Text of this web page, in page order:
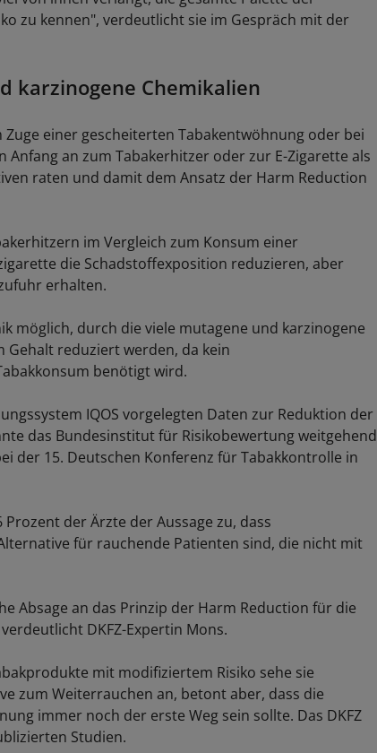
zu kennen", verdeutlicht sie im Gespräch mit der
karzinogene Chemikalien
einer gescheiterten Tabakentwöhnung oder bei
Anfang an zum Tabakerhitzer oder zur E-Zigarette als
raten und damit dem Ansatz der Harm Reduction
im Vergleich zum Konsum einer
die Schadstoffexposition reduzieren, aber
erhalten.
möglich, durch die viele mutagene und karzinogene
Gehalt reduziert werden, da kein
benötigt wird.
IQOS vorgelegten Daten zur Reduktion der
das Bundesinstitut für Risikobewertung weitgehend
der 15. Deutschen Konferenz für Tabakkontrolle in
der Ärzte der Aussage zu, dass
für rauchende Patienten sind, die nicht mit
Absage an das Prinzip der Harm Reduction für die
DKFZ-Expertin Mons.
mit modifiziertem Risiko sehe sie
zum Weiterrauchen an, betont aber, dass die
immer noch der erste Weg sein sollte. Das DKFZ
Studien.